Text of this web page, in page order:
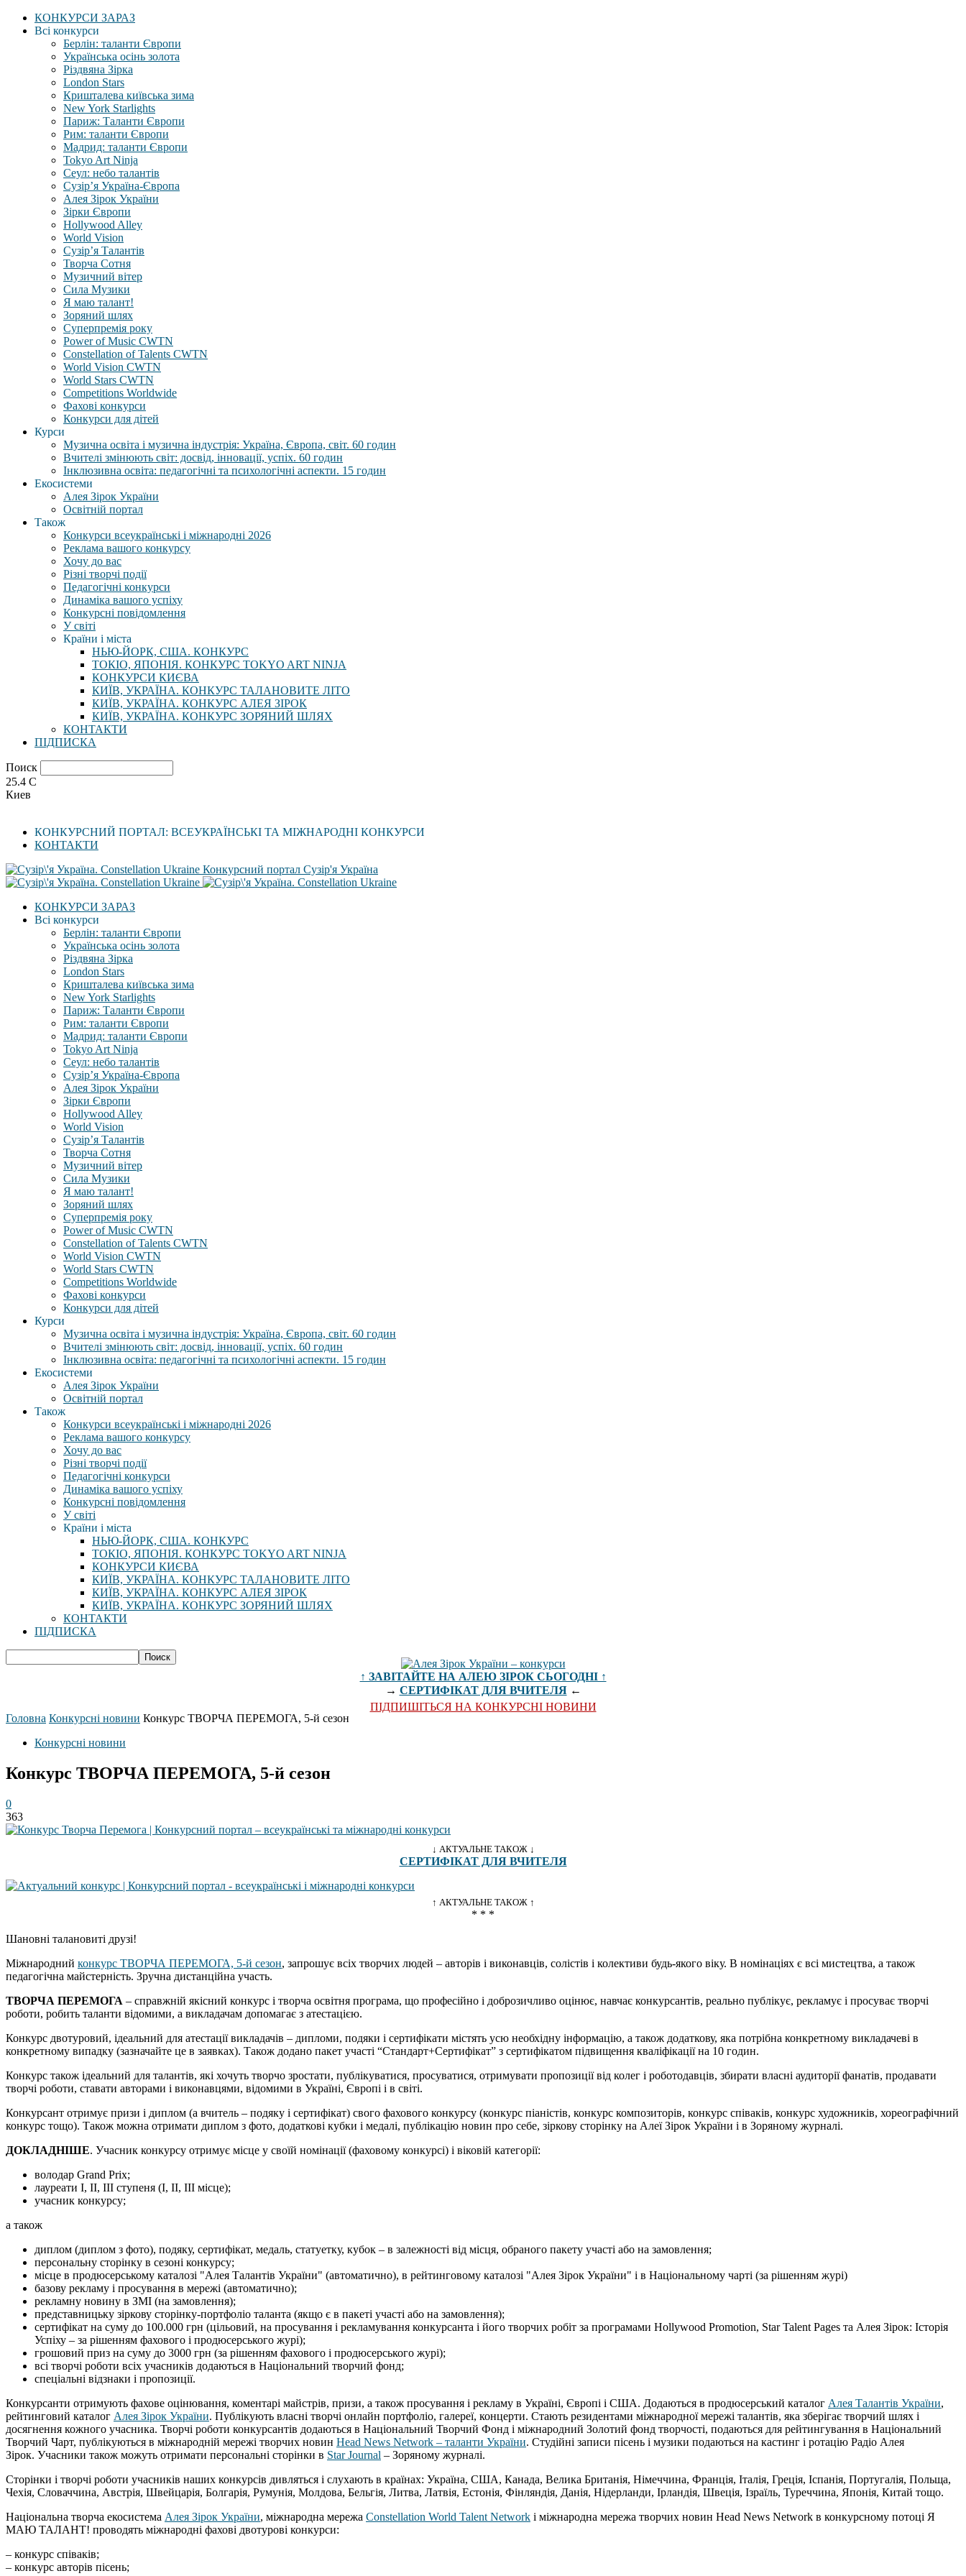
КОНКУРСИ ЗАРАЗ
Всі конкурси
Берлін: таланти Європи
Українська осінь золота
Різдвяна Зірка
London Stars
Кришталева київська зима
New York Starlights
Париж: Таланти Європи
Рим: таланти Європи
Мадрид: таланти Європи
Tokyo Art Ninja
Сеул: небо талантів
Сузір’я Україна-Європа
Алея Зірок України
Зірки Європи
Hollywood Alley
World Vision
Сузір’я Талантів
Творча Сотня
Музичний вітер
Сила Музики
Я маю талант!
Зоряний шлях
Суперпремія року
Power of Music CWTN
Constellation of Talents CWTN
World Vision CWTN
World Stars CWTN
Competitions Worldwide
Фахові конкурси
Конкурси для дітей
Курси
Музична освіта і музична індустрія: Україна, Європа, світ. 60 годин
Вчителі змінюють світ: досвід, інновації, успіх. 60 годин
Інклюзивна освіта: педагогічні та психологічні аспекти. 15 годин
Екосистеми
Алея Зірок України
Освітній портал
Також
Конкурси всеукраїнські і міжнародні 2026
Реклама вашого конкурсу
Хочу до вас
Різні творчі події
Педагогічні конкурси
Динаміка вашого успіху
Конкурсні повідомлення
У світі
Країни і міста
НЬЮ-ЙОРК, США. КОНКУРС
ТОКІО, ЯПОНІЯ. КОНКУРС TOKYO ART NINJA
КОНКУРСИ КИЄВА
КИЇВ, УКРАЇНА. КОНКУРС ТАЛАНОВИТЕ ЛІТО
КИЇВ, УКРАЇНА. КОНКУРС АЛЕЯ ЗІРОК
КИЇВ, УКРАЇНА. КОНКУРС ЗОРЯНИЙ ШЛЯХ
КОНТАКТИ
ПІДПИСКА
Поиск
25.4 C
Киев
КОНКУРСНИЙ ПОРТАЛ: ВСЕУКРАЇНСЬКІ ТА МІЖНАРОДНІ КОНКУРСИ
КОНТАКТИ
Конкурсний портал Сузір'я Україна
КОНКУРСИ ЗАРАЗ
Всі конкурси
Берлін: таланти Європи
Українська осінь золота
Різдвяна Зірка
London Stars
Кришталева київська зима
New York Starlights
Париж: Таланти Європи
Рим: таланти Європи
Мадрид: таланти Європи
Tokyo Art Ninja
Сеул: небо талантів
Сузір’я Україна-Європа
Алея Зірок України
Зірки Європи
Hollywood Alley
World Vision
Сузір’я Талантів
Творча Сотня
Музичний вітер
Сила Музики
Я маю талант!
Зоряний шлях
Суперпремія року
Power of Music CWTN
Constellation of Talents CWTN
World Vision CWTN
World Stars CWTN
Competitions Worldwide
Фахові конкурси
Конкурси для дітей
Курси
Музична освіта і музична індустрія: Україна, Європа, світ. 60 годин
Вчителі змінюють світ: досвід, інновації, успіх. 60 годин
Інклюзивна освіта: педагогічні та психологічні аспекти. 15 годин
Екосистеми
Алея Зірок України
Освітній портал
Також
Конкурси всеукраїнські і міжнародні 2026
Реклама вашого конкурсу
Хочу до вас
Різні творчі події
Педагогічні конкурси
Динаміка вашого успіху
Конкурсні повідомлення
У світі
Країни і міста
НЬЮ-ЙОРК, США. КОНКУРС
ТОКІО, ЯПОНІЯ. КОНКУРС TOKYO ART NINJA
КОНКУРСИ КИЄВА
КИЇВ, УКРАЇНА. КОНКУРС ТАЛАНОВИТЕ ЛІТО
КИЇВ, УКРАЇНА. КОНКУРС АЛЕЯ ЗІРОК
КИЇВ, УКРАЇНА. КОНКУРС ЗОРЯНИЙ ШЛЯХ
КОНТАКТИ
ПІДПИСКА
↑ ЗАВІТАЙТЕ НА АЛЕЮ ЗІРОК СЬОГОДНІ ↑
→ СЕРТИФІКАТ ДЛЯ ВЧИТЕЛЯ←
ПІДПИШІТЬСЯ НА КОНКУРСНІ НОВИНИ
Головна Конкурсні новини Конкурс ТВОРЧА ПЕРЕМОГА, 5-й сезон
Конкурсні новини
Конкурс ТВОРЧА ПЕРЕМОГА, 5-й сезон
0
363
↓ АКТУАЛЬНЕ ТАКОЖ ↓
СЕРТИФІКАТ ДЛЯ ВЧИТЕЛЯ
↑ АКТУАЛЬНЕ ТАКОЖ ↑
* * *
Шановні талановиті друзі!
Міжнародний конкурc ТВОРЧА ПЕРЕМОГА, 5-й сезон, запрошує всіх творчих людей – авторів і виконавців, солістів і колективи будь-якого віку. В номінаціях є всі мистецтва, а також
педагогічна майстерність. Зручна дистанційна участь.
ТВОРЧА ПЕРЕМОГА – справжній якісний конкурс і творча освітня програма, що професійно і доброзичливо оцінює, навчає конкурсантів, реально публікує, рекламує і просуває творчі
роботи, робить таланти відомими, а викладачам допомагає з атестацією.
Конкурс двотуровий, ідеальний для атестації викладачів – дипломи, подяки і сертифікати містять усю необхідну інформацію, а також додаткову, яка потрібна конкретному викладачеві в
конкретному випадку (зазначайте це в заявках). Також додано пакет участі “Стандарт+Сертифікат” з сертифікатом підвищення кваліфікації на 10 годин.
Конкурс також ідеальний для талантів, які хочуть творчо зростати, публікуватися, просуватися, отримувати пропозиції від колег і роботодавців, збирати власні аудиторії фанатів, продавати
творчі роботи, ставати авторами і виконавцями, відомими в Україні, Європі і в світі.
Конкурсант отримує призи і диплом (а вчитель – подяку і сертифікат) свого фахового конкурсу (конкурс піаністів, конкурс композиторів, конкурс співаків, конкурс художників, хореографічний
конкурс тощо). Також можна отримати диплом з фото, додаткові кубки і медалі, публікацію новин про себе, зіркову сторінку на Алеї Зірок України і в Зоряному журналі.
ДОКЛАДНІШЕ. Учасник конкурсу отримує місце у своїй номінації (фаховому конкурсі) і віковій категорії:
володар Grand Prix;
лауреати І, ІІ, ІІІ ступеня (І, ІІ, ІІІ місце);
учасник конкурсу;
а також
диплом (диплом з фото), подяку, сертифікат, медаль, статуетку, кубок – в залежності від місця, обраного пакету участі або на замовлення;
персональну сторінку в сезоні конкурсу;
місце в продюсерському каталозі "Алея Талантів України" (автоматично), в рейтинговому каталозі "Алея Зірок України" і в Національному чарті (за рішенням журі)
базову рекламу і просування в мережі (автоматично);
рекламну новину в ЗМІ (на замовлення);
представницьку зіркову сторінку-портфоліо таланта (якщо є в пакеті участі або на замовлення);
сертифікат на суму до 100.000 грн (цільовий, на просування і рекламування конкурсанта і його творчих робіт за програмами Hollywood Promotion, Star Talent Pages та Алея Зірок: Історія
Успіху – за рішенням фахового і продюсерського журі);
грошовий приз на суму до 3000 грн (за рішенням фахового і продюсерського журі);
всі творчі роботи всіх учасників додаються в Національний творчий фонд;
спеціальні відзнаки і пропозиції.
Конкурсанти отримують фахове оцінювання, коментарі майстрів, призи, а також просування і рекламу в Україні, Європі і США. Додаються в продюсерський каталог Алея Талантів України,
рейтинговий каталог Алея Зірок України. Публікують власні творчі онлайн портфоліо, галереї, концерти. Стають резидентами міжнародної мережі талантів, яка зберігає творчий шлях і
досягнення кожного учасника. Творчі роботи конкурсантів додаються в Національний Творчий Фонд і міжнародний Золотий фонд творчості, подаються для рейтингування в Національний
Творчий Чарт, публікуються в міжнародній мережі творчих новин Head News Network – таланти України. Студійні записи пісень і музики подаються на кастинг і ротацію Радіо Алея
Зірок. Учасники також можуть отримати персональні сторінки в Star Journal – Зоряному журналі.
Cторінки і творчі роботи учасників наших конкурсів дивляться і слухають в країнах: Україна, США, Канада, Велика Британія, Німеччина, Франція, Італія, Греція, Іспанія, Португалія, Польща,
Чехія, Словаччина, Австрія, Швейцарія, Болгарія, Румунія, Молдова, Бельгія, Литва, Латвія, Естонія, Фінляндія, Данія, Нідерланди, Ірландія, Швеція, Ізраїль, Туреччина, Японія, Китай тощо.
Національна творча екосистема Алея Зірок України, міжнародна мережа Constellation World Talent Network і міжнародна мережа творчих новин Head News Network в конкурсному потоці Я
МАЮ ТАЛАНТ! проводять міжнародні фахові двотурові конкурси:
– конкурс співаків;
– конкурс авторів пісень;